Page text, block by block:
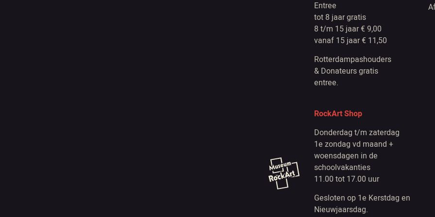
Entree
tot 8 jaar gratis
8 t/m 15 jaar € 9,00
vanaf 15 jaar € 11,50
Rotterdampashouders
& Donateurs gratis
entree.
RockArt Shop
Donderdag t/m zaterdag
1e zondag vd maand +
woensdagen in de
schoolvakanties
11.00 tot 17.00 uur
Gesloten op 1e Kerstdag en
Nieuwjaarsdag.